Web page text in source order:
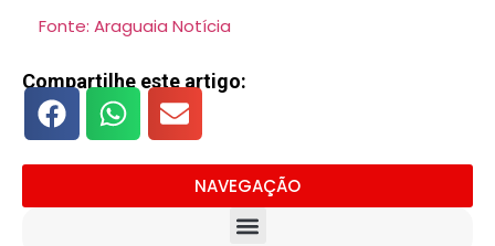
Fonte: Araguaia Notícia
Compartilhe este artigo:
NAVEGAÇÃO